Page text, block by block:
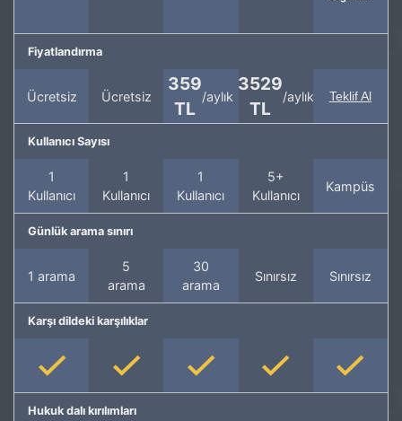
Fiyatlandırma
Ücretsiz Ücretsiz
359
TL
/aylık
3529
TL
/aylık Teklif Al
Kullanıcı Sayısı
1
Kullanıcı
1
Kullanıcı
1
Kullanıcı
5+
Kullanıcı
Kampüs
Günlük arama sınırı
1 arama
5
arama
30
arama
Sınırsız Sınırsız
Karşı dildeki karşılıklar
Hukuk dalı kırılımları